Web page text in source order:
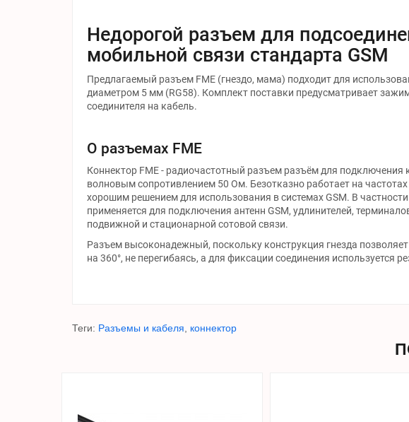
Недорогой разъем для
мобильной связи стандарта GSM
Предлагаемый разъем FME (гнездо, мама) подходит для
диаметром 5 мм (RG58). Комплект поставки предусматривает
соединителя на кабель.
О разъемах FME
Коннектор FME - радиочастотный разъем разъём для подключения
волновым сопротивлением 50 Ом. Безотказно работает на частотах
хорошим решением для использования в системах GSM. В
применяется для подключения антенн GSM, удлинителей,
подвижной и стационарной сотовой связи.
Разъем высоконадежный, поскольку конструкция гнезда
на 360°, не перегибаясь, а для фиксации соединения используется
Теги: Разъемы и кабеля коннектор